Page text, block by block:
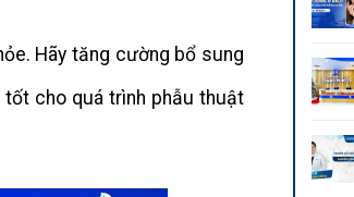
Hãy tăng cường bổ sung
cho quá trình phẫu thuật